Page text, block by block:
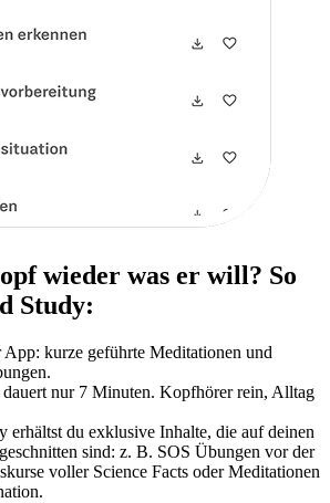
wieder was er will? So
Study:
App: kurze geführte Meditationen und
nur 7 Minuten. Kopfhörer rein, Alltag
erhältst du exklusive Inhalte, die auf deinen
sind: z. B. SOS Übungen vor der
voller Science Facts oder Meditationen